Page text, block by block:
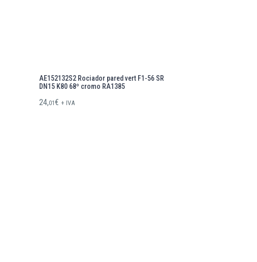
AE152132S2 Rociador pared vert F1-56 SR
DN15 K80 68º cromo RA1385
24,01€ + IVA